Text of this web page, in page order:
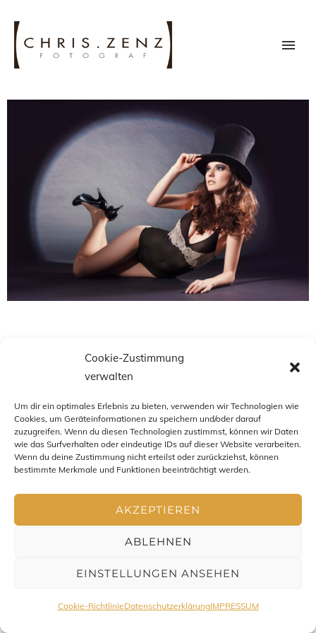
Cookie-Zustimmung
verwalten
Um dir ein optimales Erlebnis zu bieten, verwenden wir Technologien wie
Cookies, um Geräteinformationen zu speichern und/oder darauf
zuzugreifen. Wenn du diesen Technologien zustimmst, können wir Daten
wie das Surfverhalten oder eindeutige IDs auf dieser Website verarbeiten.
Wenn du deine Zustimmung nicht erteilst oder zurückziehst, können
bestimmte Merkmale und Funktionen beeinträchtigt werden.
AKZEPTIEREN
ABLEHNEN
EINSTELLUNGEN ANSEHEN
Cookie-RichtlinieDatenschutzerklärungIMPRESSUM
Impressum - Datenschutz - AGB- Copyright Chris Zenz
2016-2026. All Rights Reserved